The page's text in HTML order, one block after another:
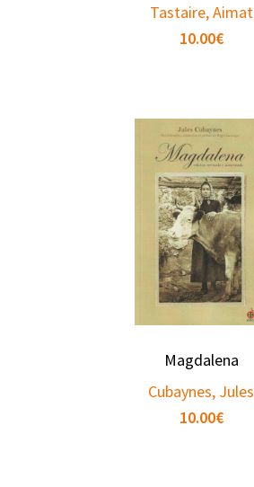
Tastaire, Aimat
10.00€
Magdalena
Cubaynes, Jules
10.00€